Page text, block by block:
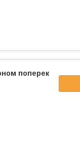
поперек